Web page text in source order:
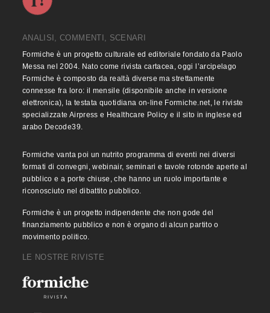
ANALISI, COMMENTI, SCENARI
Formiche è un progetto culturale ed editoriale fondato da Paolo
Messa nel 2004. Nato come rivista cartacea, oggi l’arcipelago
Formiche è composto da realtà diverse ma strettamente
connesse fra loro: il mensile (disponibile anche in versione
elettronica), la testata quotidiana on-line Formiche.net, le riviste
specializzate Airpress e Healthcare Policy e il sito in inglese ed
arabo Decode39.
Formiche vanta poi un nutrito programma di eventi nei diversi
formati di convegni, webinair, seminari e tavole rotonde aperte al
pubblico e a porte chiuse, che hanno un ruolo importante e
riconosciuto nel dibattito pubblico.
Formiche è un progetto indipendente che non gode del
finanziamento pubblico e non è organo di alcun partito o
movimento politico.
LE NOSTRE RIVISTE